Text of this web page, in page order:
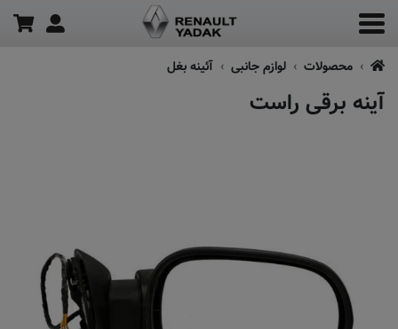
محصولات لوازم جانبی آئینه بغل
آینه برقی راست